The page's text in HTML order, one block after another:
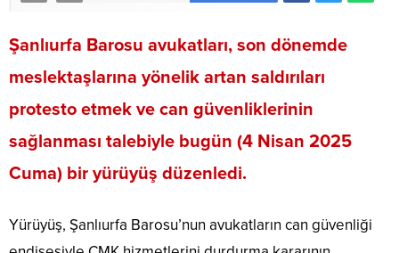
Şanlıurfa Barosu avukatları, son dönemde
meslektaşlarına yönelik artan saldırıları
protesto etmek ve can güvenliklerinin
sağlanması talebiyle bugün (4 Nisan 2025
Cuma) bir yürüyüş düzenledi.
Yürüyüş, Şanlıurfa Barosu’nun avukatların can güvenliği